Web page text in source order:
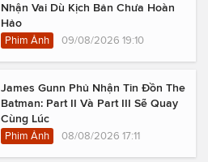
Nhận Vai Dù Kịch Bản Chưa Hoàn
Hảo
Phim Ảnh 09/08/2026 19:10
James Gunn Phủ Nhận Tin Đồn The
Batman: Part II Và Part III Sẽ Quay
Cùng Lúc
Phim Ảnh 08/08/2026 17:11